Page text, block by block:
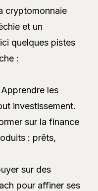
cryptomonnaie
et un
quelques pistes
:
Apprendre les
investissement.
sur la finance
: prêts,
sur des
pour affiner ses